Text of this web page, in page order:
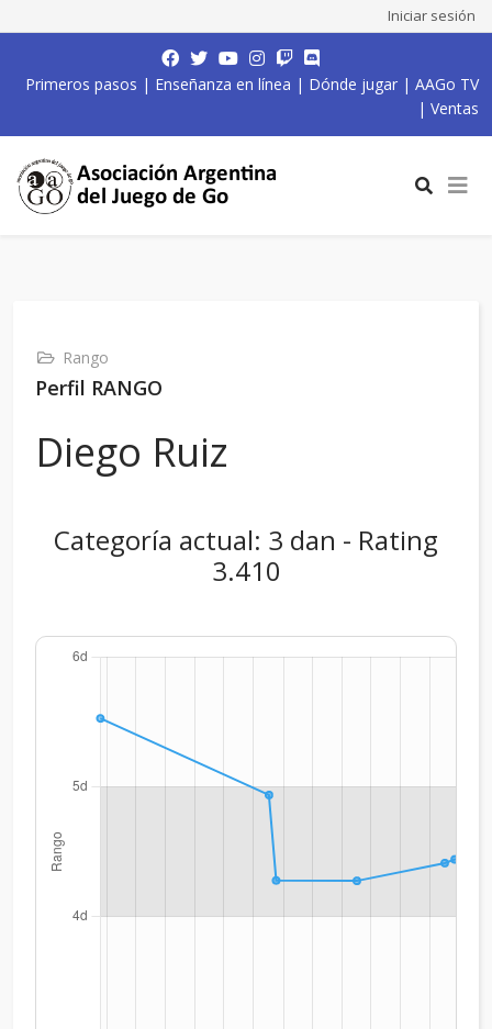
Iniciar sesión
Primeros pasos | Enseñanza en línea | Dónde jugar | AAGo TV
| Ventas
Rango
Perfil RANGO
Diego Ruiz
Categoría actual: 3 dan - Rating
3.410